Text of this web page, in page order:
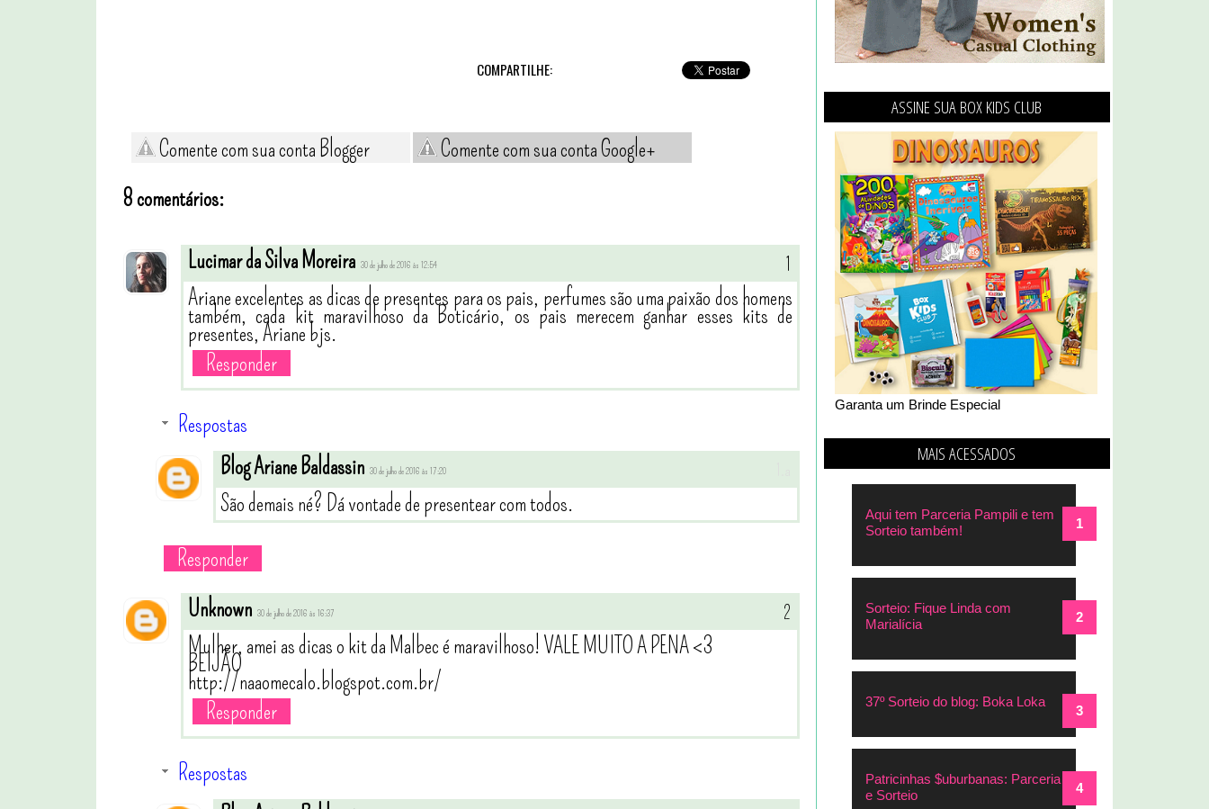
COMPARTILHE:
Comente com sua conta Blogger
Comente com sua conta Google+
8 comentários:
Lucimar da Silva Moreira 30 de julho de 2016 às 12:54
Ariane excelentes as dicas de presentes para os pais, perfumes são uma paixão dos homens
também, cada kit maravilhoso da Boticário, os pais merecem ganhar esses kits de
presentes, Ariane bjs.
Responder
Respostas
Blog Ariane Baldassin 30 de julho de 2016 às 17:20
São demais né? Dá vontade de presentear com todos.
Responder
Unknown 30 de julho de 2016 às 16:37
Mulher, amei as dicas o kit da Malbec é maravilhoso! VALE MUITO A PENA <3
BEIJÃO
http://naaomecalo.blogspot.com.br/
Responder
Respostas
ASSINE SUA BOX KIDS CLUB
Garanta um Brinde Especial
MAIS ACESSADOS
Aqui tem Parceria Pampili e tem
Sorteio também!
Sorteio: Fique Linda com
Marialícia
37º Sorteio do blog: Boka Loka
Patricinhas $uburbanas: Parceria
e Sorteio